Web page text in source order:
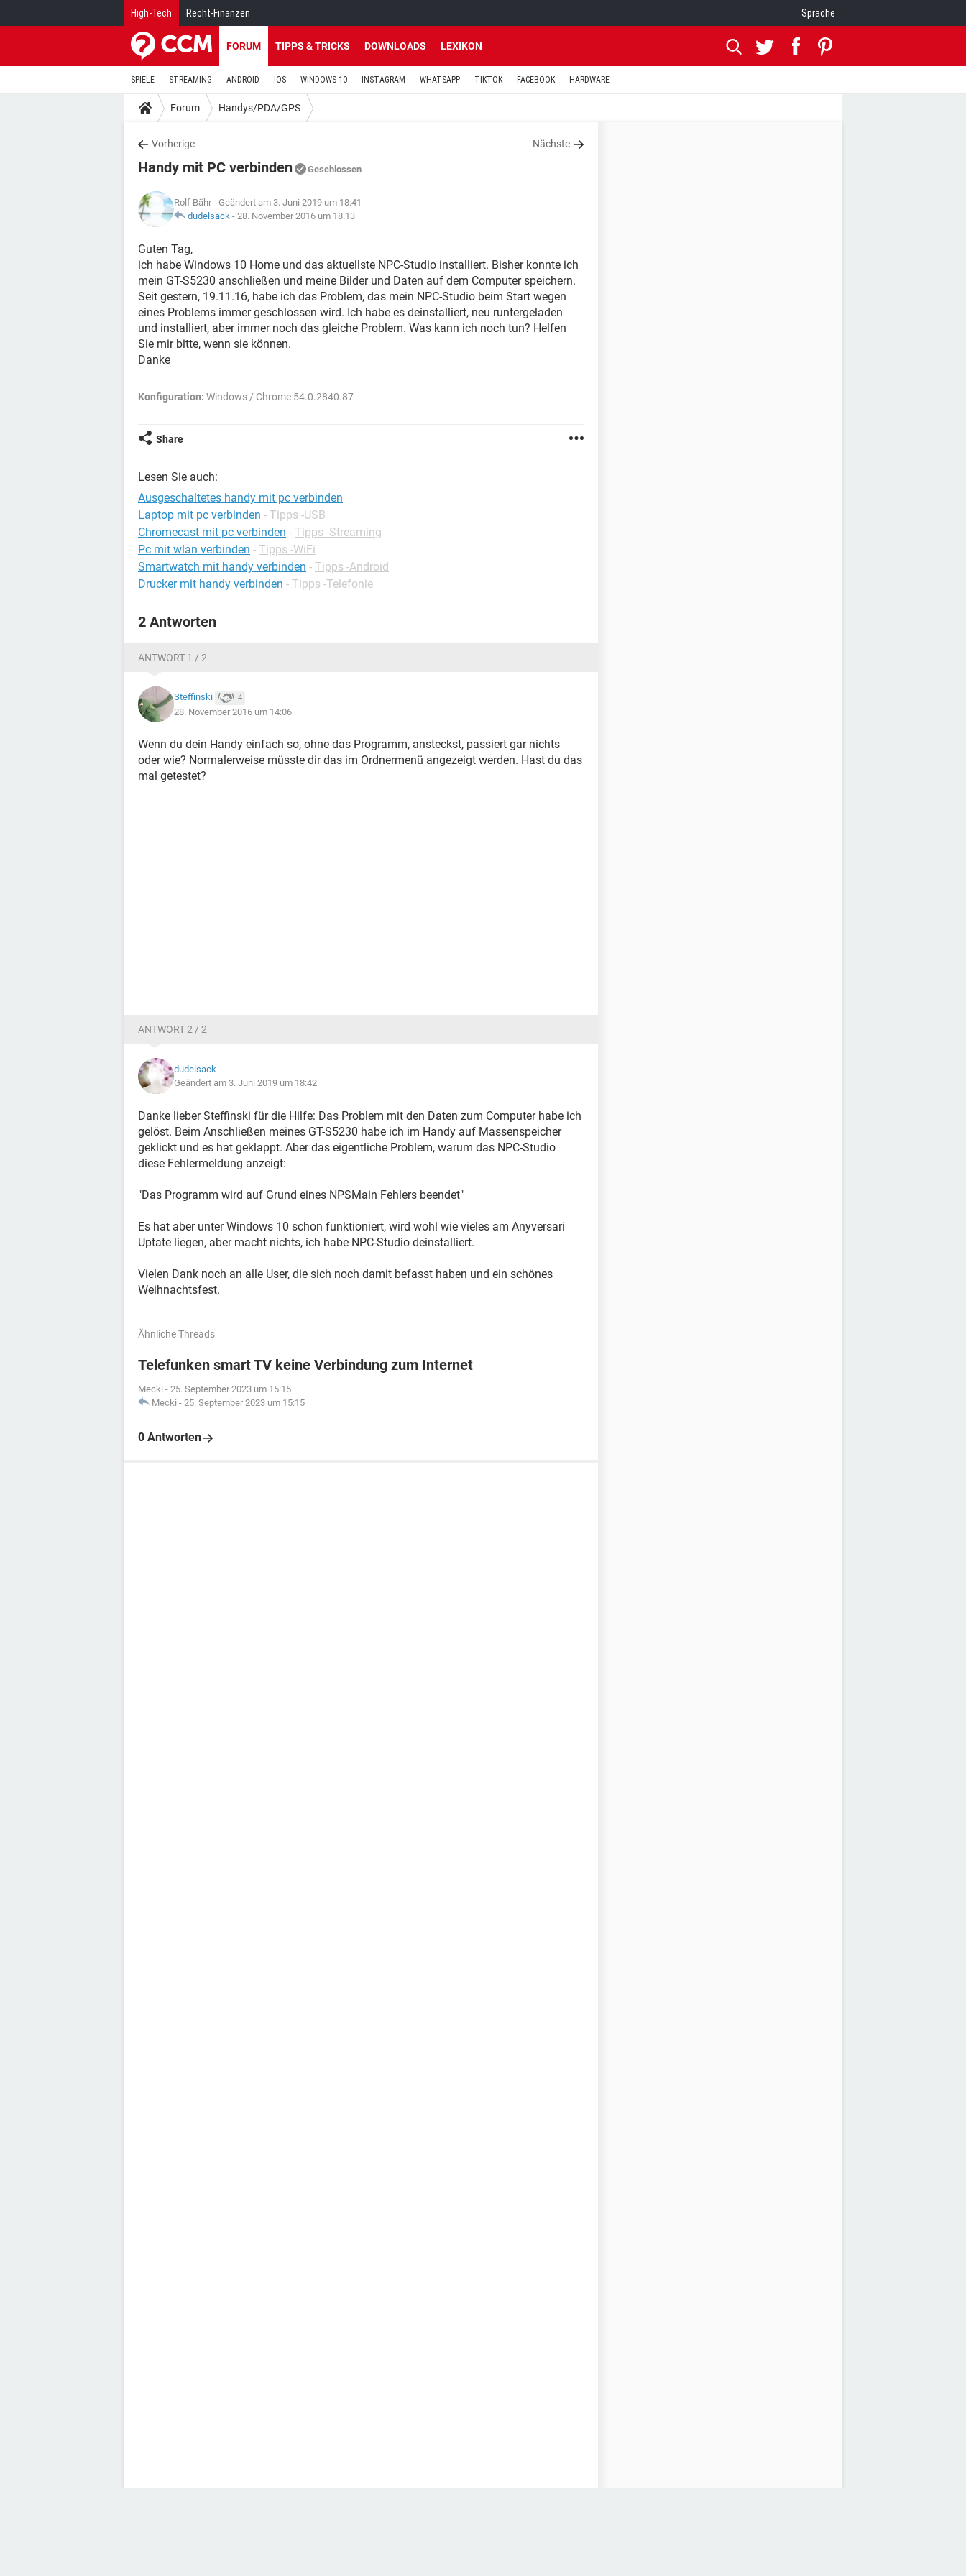
High-Tech Recht-Finanzen Sprache
FORUM TIPPS & TRICKS DOWNLOADS LEXIKON
SPIELE STREAMING ANDROID IOS WINDOWS 10 INSTAGRAM WHATSAPP TIKTOK FACEBOOK HARDWARE
Forum Handys/PDA/GPS
Vorherige Nächste
Handy mit PC verbinden Geschlossen
Rolf Bähr - Geändert am 3. Juni 2019 um 18:41
dudelsack - 28. November 2016 um 18:13
Guten Tag,
ich habe Windows 10 Home und das aktuellste NPC-Studio installiert. Bisher konnte ich
mein GT-S5230 anschließen und meine Bilder und Daten auf dem Computer speichern.
Seit gestern, 19.11.16, habe ich das Problem, das mein NPC-Studio beim Start wegen
eines Problems immer geschlossen wird. Ich habe es deinstalliert, neu runtergeladen
und installiert, aber immer noch das gleiche Problem. Was kann ich noch tun? Helfen
Sie mir bitte, wenn sie können.
Danke
Konfiguration: Windows / Chrome 54.0.2840.87
Share
Lesen Sie auch:
Ausgeschaltetes handy mit pc verbinden
Laptop mit pc verbinden - Tipps -USB
Chromecast mit pc verbinden - Tipps -Streaming
Pc mit wlan verbinden - Tipps -WiFi
Smartwatch mit handy verbinden - Tipps -Android
Drucker mit handy verbinden - Tipps -Telefonie
2 Antworten
ANTWORT 1 / 2
Steffinski 4
28. November 2016 um 14:06
Wenn du dein Handy einfach so, ohne das Programm, ansteckst, passiert gar nichts
oder wie? Normalerweise müsste dir das im Ordnermenü angezeigt werden. Hast du das
mal getestet?
ANTWORT 2 / 2
dudelsack
Geändert am 3. Juni 2019 um 18:42
Danke lieber Steffinski für die Hilfe: Das Problem mit den Daten zum Computer habe ich
gelöst. Beim Anschließen meines GT-S5230 habe ich im Handy auf Massenspeicher
geklickt und es hat geklappt. Aber das eigentliche Problem, warum das NPC-Studio
diese Fehlermeldung anzeigt:
"Das Programm wird auf Grund eines NPSMain Fehlers beendet"
Es hat aber unter Windows 10 schon funktioniert, wird wohl wie vieles am Anyversari
Uptate liegen, aber macht nichts, ich habe NPC-Studio deinstalliert.
Vielen Dank noch an alle User, die sich noch damit befasst haben und ein schönes
Weihnachtsfest.
Ähnliche Threads
Telefunken smart TV keine Verbindung zum Internet
Mecki - 25. September 2023 um 15:15
Mecki - 25. September 2023 um 15:15
0 Antworten